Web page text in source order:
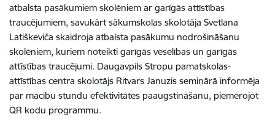
atbalsta pasākumiem skolēniem ar garīgās attīstības
traucējumiem, savukārt sākumskolas skolotāja Svetlana
Latiškeviča skaidroja atbalsta pasākumu nodrošināšanu
skolēniem, kuriem noteikti garīgās veselības un garīgās
attīstības traucējumi. Daugavpils Stropu pamatskolas-
attīstības centra skolotājs Ritvars Januzis seminārā informēja
par mācību stundu efektivitātes paaugstināšanu, piemērojot
QR kodu programmu.